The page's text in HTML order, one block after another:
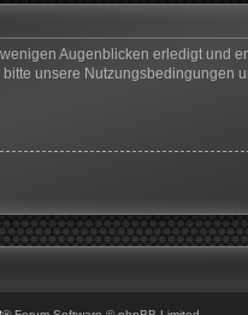
Augenblicken erledigt und
unsere Nutzungsbedingungen